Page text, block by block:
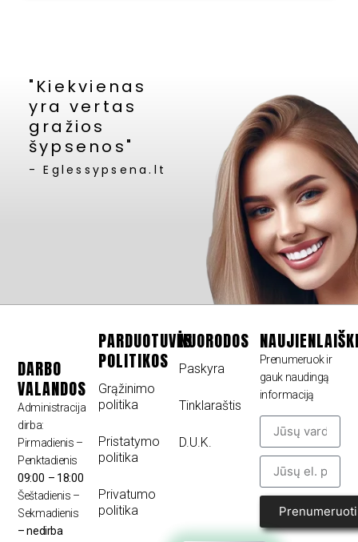
"Kiekvienas
yra vertas
gražios
šypsenos"
- Eglessypsena.lt
DARBO
VALANDOS
Administracija
dirba:
Pirmadienis –
Penktadienis
09:00 – 18:00
Šeštadienis –
Sekmadienis
– nedirba
PARDUOTUVĖS
POLITIKOS
Grąžinimo
politika
Pristatymo
politika
Privatumo
politika
NUORODOS
Paskyra
Tinklaraštis
D.U.K.
Prenumeruok ir
gauk naudingą
informaciją
Prenumeruoti